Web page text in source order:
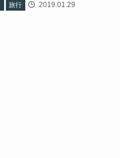
旅行 2019.01.29